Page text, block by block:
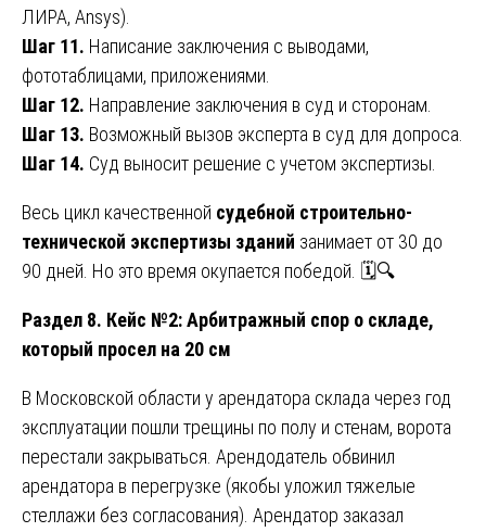
ЛИРА, Ansys).
Шаг 11. Написание заключения с выводами,
фототаблицами, приложениями.
Шаг 12. Направление заключения в суд и сторонам.
Шаг 13. Возможный вызов эксперта в суд для допроса.
Шаг 14. Суд выносит решение с учетом экспертизы.
Весь цикл качественной судебной строительно-
технической экспертизы зданий занимает от 30 до
90 дней. Но это время окупается победой. 🗓️🔍
Раздел 8. Кейс №2: Арбитражный спор о складе,
который просел на 20 см
В Московской области у арендатора склада через год
эксплуатации пошли трещины по полу и стенам, ворота
перестали закрываться. Арендодатель обвинил
арендатора в перегрузке (якобы уложил тяжелые
стеллажи без согласования). Арендатор заказал